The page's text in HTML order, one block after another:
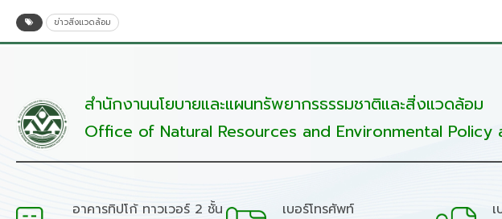
ข่าวสิ่งแวดล้อม
สำนักงานนโยบายและแผนทรัพยากรธรรมชาติและสิ่งแวดล้อม
Office of Natural Resources and Environmental Policy
อาคารทิปโก้ ทาวเวอร์ 2 ชั้น เบอร์โทรศัพท์